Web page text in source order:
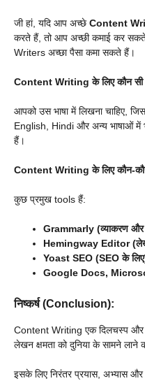
जी हां, यदि आप अच्छे Content
करते हैं, तो आप अच्छी कमाई कर
Writers अच्छा पैसा कमा सकते हैं।
Content Writing के लिए कौन सी
आपको उस भाषा में लिखना चाहिए,
English, Hindi और अन्य भाषाओं
हैं।
Content Writing के लिए कौन-
कुछ प्रमुख tools हैं:
Grammarly (व्याकरण और
Hemingway Editor
Yoast SEO (SEO के
Google Docs,
निष्कर्ष (Conclusion):
Content Writing एक दिलचस्प और
लेखन क्षमता को दुनिया के सामने लाने
इसके लिए निरंतर प्रयास, अभ्यास